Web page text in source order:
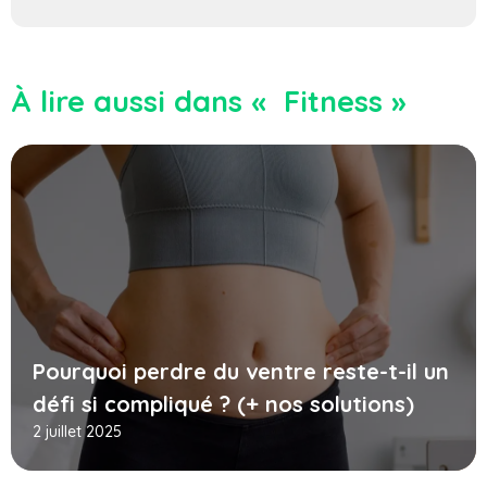
À lire aussi dans « Fitness »
Pourquoi perdre du ventre reste-t-il un
défi si compliqué ? (+ nos solutions)
2 juillet 2025